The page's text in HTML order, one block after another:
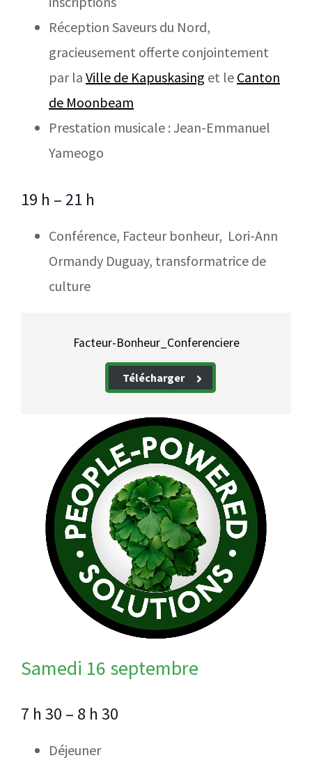
Réception Saveurs du Nord,
gracieusement offerte conjointement
par la Ville de Kapuskasing et le Canton
de Moonbeam
Prestation musicale : Jean-Emmanuel
Yameogo
19 h – 21 h
Conférence, Facteur bonheur, Lori-Ann
Ormandy Duguay, transformatrice de
culture
Facteur-Bonheur_Conferenciere
Télécharger
Samedi 16 septembre
7 h 30 – 8 h 30
Déjeuner